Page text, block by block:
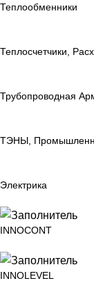
Теплообменники
Теплосчетчики,
Трубопроводная
ТЭНЫ,
Электрика
INNOCONT
INNOLEVEL